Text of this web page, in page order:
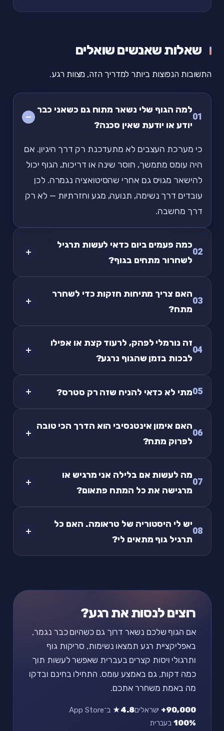
שאלות שאנשים שואלים
התשובות הנפוצות ביותר למדריך הזה, מצוות רגע.
01
למה הגוף שלי נשאר מתוח גם כשאני כבר
יודע או יודעת שאין סכנה?
כי מערכת העצבים לא מתעדכנת רק דרך היגיון. אם
היה עומס מתמשך, חוסר שינה או דריכות, הגוף יכול
להישאר מגויס גם אחרי שהסיטואציה נגמרה. לכן
עובדים דרך נשימה, תנועה, מגע וחזרתיות — לא רק
דרך מחשבה.
02
כמה פעמים ביום כדאי לעשות תרגיל
לשחרור מתחים בגוף?
03
האם צריך מתיחות חזקות כדי לשחרר
מתח?
04
זה נורמלי לפהק, לרעוד קצת או אפילו
לבכות בזמן שהגוף נרגע?
05מתי לא כדאי להניח שזה רק סטרס?
06
האם אימון אינטנסיבי הוא הדרך הכי טובה
לפרוק מתח?
07
מה לעשות אם בלילה אני מרגיש או
מרגישה את כל המתח פתאום?
08
יש לי היסטוריה של טראומה. האם כל
תרגיל גוף מתאים לי?
רוצים לנסות את רגע?
אם הגוף שלכם נשאר דרוך גם כשהיום כבר נגמר,
באפליקציית רגע תמצאו נשימות, סריקות גוף
ותרגולי ויסות קצרים בעברית שאפשר לעשות תוך
כמה דקות, גם באמצע עומס. התחילו בחינם ובדקו
מה באמת משחרר אתכם.
90,000+ ישראלים4.8★
ב־App Store
100%בעברית